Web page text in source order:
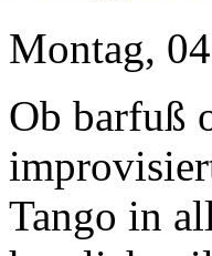
Montag,
Ob barfuß
Tango in